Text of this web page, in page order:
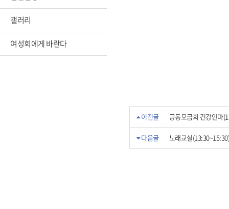
갤러리
여성회에게 바란다
이전글 공동모금회 건강안마
다음글 노래교실(13:30~15:30)